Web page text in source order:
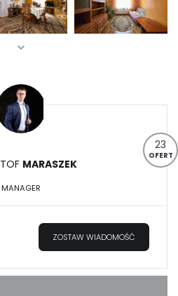
23
OFERT
MARASZEK
MANAGER
ZOSTAW WIADOMOŚĆ